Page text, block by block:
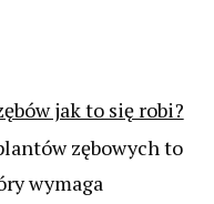
jak to się robi?
zębowych to
wymaga